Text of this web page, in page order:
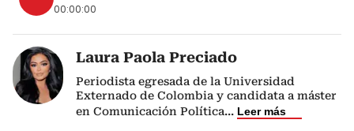
00:00:00
Laura Paola Preciado
Periodista egresada de la Universidad
Externado de Colombia y candidata a máster
en Comunicación Política... Leer más